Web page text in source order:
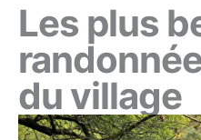
Les plus
du village